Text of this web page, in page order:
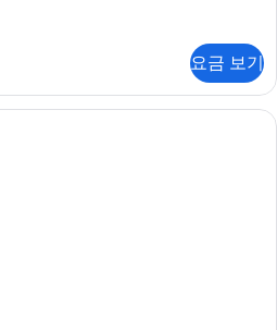
요금 보기
스위트 (Mindfulness) | 테라스/파티오